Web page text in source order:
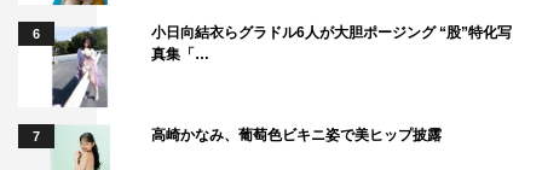
6
小日向結衣らグラドル6人が大胆ポージング “股”特化写
真集「…
7 高崎かなみ、葡萄色ビキニ姿で美ヒップ披露